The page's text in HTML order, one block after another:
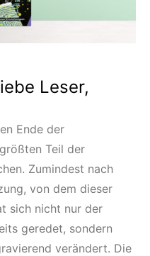
Leser,
Ende der
Teil der
Zumindest nach
von dem dieser
sich nicht nur der
geredet, sondern
verändert. Die